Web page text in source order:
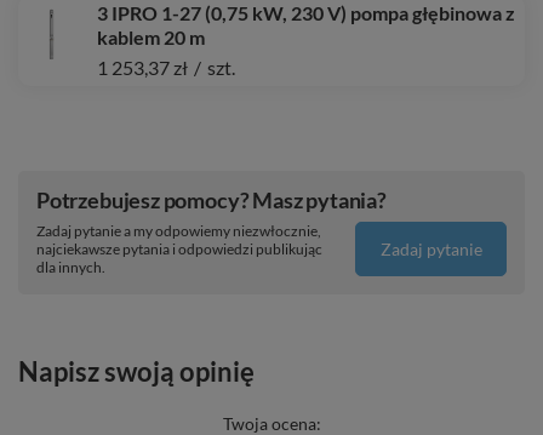
3 IPRO 1-27 (0,75 kW, 230 V) pompa głębinowa z
kablem 20 m
1 253,37 zł / szt.
Potrzebujesz pomocy? Masz pytania?
Zadaj pytanie a my odpowiemy niezwłocznie,
najciekawsze pytania i odpowiedzi publikując
dla innych.
Zadaj pytanie
Napisz swoją opinię
Twoja ocena: